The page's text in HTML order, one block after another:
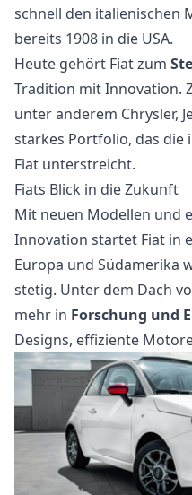
schnell den italienischen
bereits 1908 in die USA.
Heute gehört Fiat zum
Tradition mit Innovation.
unter anderem Chrysler,
starkes Portfolio, das die
Fiat unterstreicht.
Fiats Blick in die Zukunft
Mit neuen Modellen und
Innovation startet Fiat in
Europa und Südamerika
stetig. Unter dem Dach
mehr in Forschung und
Designs, effiziente